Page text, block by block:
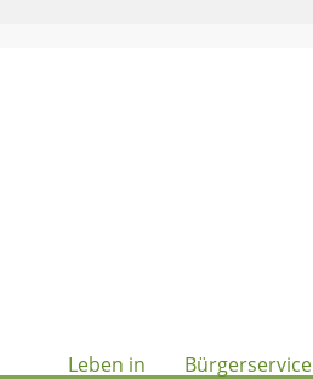
Leben in
Bürgerservice